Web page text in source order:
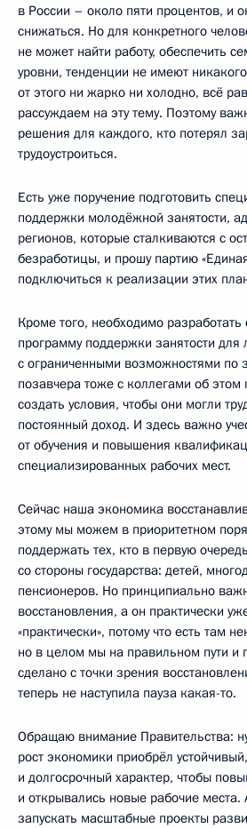
в России – около пяти процентов, и
снижаться. Но для конкретного
не может найти работу, обеспечить
уровни, тенденции не имеют
от этого ни жарко ни холодно, всё
рассуждаем на эту тему. Поэтому
решения для каждого, кто потерял
трудоустроиться.
Есть уже поручение подготовить
поддержки молодёжной занятости,
регионов, которые сталкиваются с
безработицы, и прошу партию
подключиться к реализации этих
Кроме того, необходимо
программу поддержки занятости для
с ограниченными возможностями по
позавчера тоже с коллегами об этом
создать условия, чтобы они могли
постоянный доход. И здесь важно
от обучения и повышения
специализированных рабочих мест.
Сейчас наша экономика
этому мы можем в приоритетном
поддержать тех, кто в первую
со стороны государства: детей,
пенсионеров. Но принципиально
восстановления, а он практически
«практически», потому что есть там
но в целом мы на правильном пути и
сделано с точки зрения
теперь не наступила пауза какая-то.
Обращаю внимание Правительства:
рост экономики приобрёл
и долгосрочный характер, чтобы
и открывались новые рабочие места.
запускать масштабные проекты